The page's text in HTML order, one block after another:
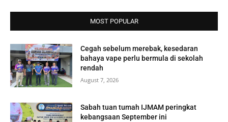
MOST POPULAR
Cegah sebelum merebak, kesedaran
bahaya vape perlu bermula di sekolah
rendah
August 7, 2026
Sabah tuan tumah IJMAM peringkat
kebangsaan September ini